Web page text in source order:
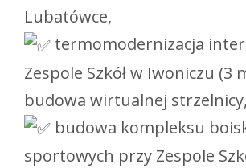
Lubatówce,
termomodernizacja
Zespole Szkół w Iwoniczu (3
budowa wirtualnej strzelnicy,
budowa kompleksu
sportowych przy Zespole